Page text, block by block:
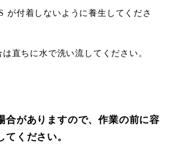
が付着しないように養生してくださ
直ちに水で洗い流してください。
合がありますので、作業の前に容
ください。